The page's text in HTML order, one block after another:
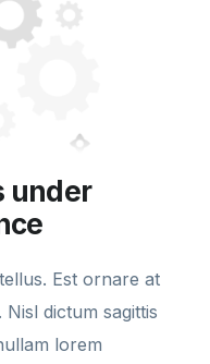
under
Est ornare at
dictum sagittis
lorem